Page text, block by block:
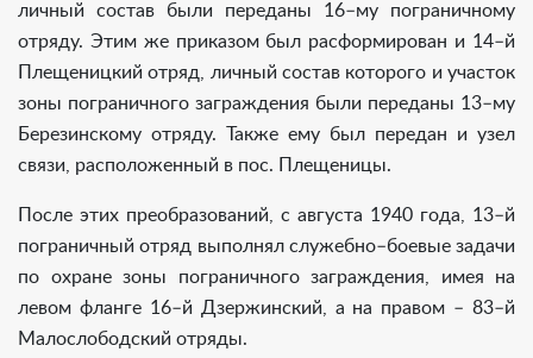
личный состав были переданы 16–му пограничному
отряду. Этим же приказом был расформирован и 14–й
Плещеницкий отряд, личный состав которого и участок
зоны пограничного заграждения были переданы 13–му
Березинскому отряду. Также ему был передан и узел
связи, расположенный в пос. Плещеницы.
После этих преобразований, с августа 1940 года, 13–й
пограничный отряд выполнял служебно–боевые задачи
по охране зоны пограничного заграждения, имея на
левом фланге 16–й Дзержинский, а на правом – 83–й
Малослободский отряды.